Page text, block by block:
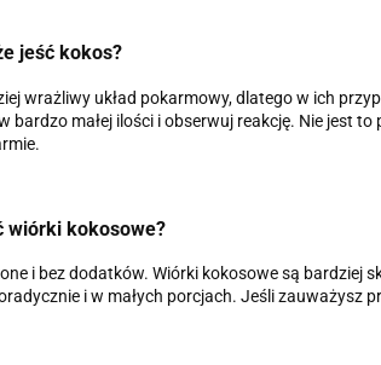
jeść kokos?
wrażliwy układ pokarmowy, dlatego w ich
bardzo małej ilości i obserwuj reakcję. Nie jest
wiórki kokosowe?
i bez dodatków. Wiórki kokosowe są bardziej
i w małych porcjach. Jeśli zauważysz